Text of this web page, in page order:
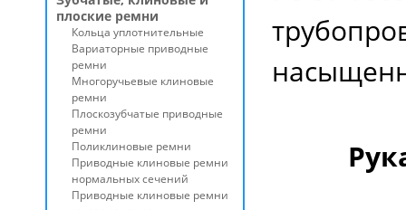
плоские ремни
Кольца уплотнительные
Вариаторные приводные
ремни
Многоручьевые клиновые
ремни
Плоскозубчатые приводные
ремни
Поликлиновые ремни
Приводные клиновые ремни
нормальных сечений
Приводные клиновые ремни